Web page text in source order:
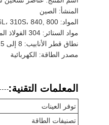
المنشأ: الصين
المواد: 316L، 310S، 840, 800، النحاس
مواد الستائر: 304 الفولاذ المقاوم للصدأ، النحاس
نطاق قطر الأنابيب: 8 إلى 8.5 ملم
مصدر الطاقة: الكهربائية
المعلمات التقنية:
توفر العينات
تصنيفات الطاقة